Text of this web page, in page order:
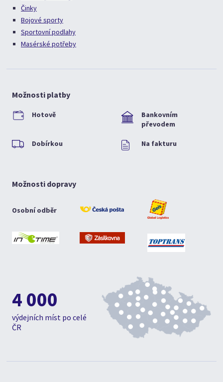
Činky
Bojové sporty
Sportovní podlahy
Masérské potřeby
Možnosti platby
Hotově
Bankovním
převodem
Dobírkou Na fakturu
Možnosti dopravy
Osobní odběr
4 000
výdejních míst po celé
ČR